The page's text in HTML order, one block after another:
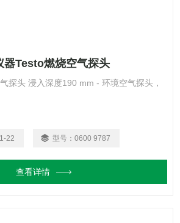
器Testo燃烧空气探头
探头 浸入深度190 mm - 环境空气探头，
22 型号： 0600 9787
查看详情